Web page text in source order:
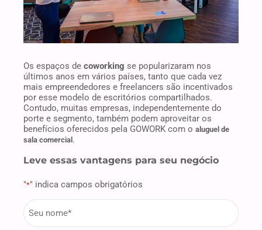
Os espaços de coworking se popularizaram nos
últimos anos em vários países, tanto que cada vez
mais empreendedores e freelancers são incentivados
por esse modelo de escritórios compartilhados.
Contudo, muitas empresas, independentemente do
porte e segmento, também podem aproveitar os
benefícios oferecidos pela GOWORK com o aluguel de
sala comercial .
Leve essas vantagens para seu negócio
"*" indica campos obrigatórios
firstname